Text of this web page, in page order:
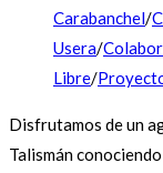
Carabanchel/
Usera/
Libre/
Disfrutamos de un
Talismán